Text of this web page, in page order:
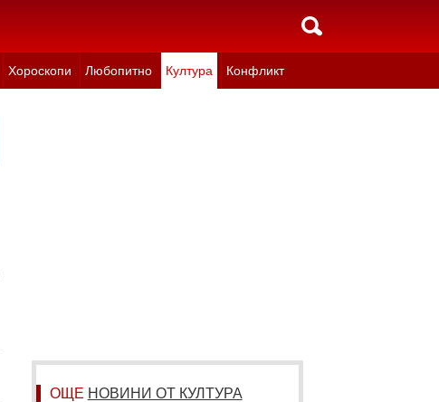
Хороскопи Любопитно Култура Конфликт
ОЩЕ НОВИНИ ОТ КУЛТУРА